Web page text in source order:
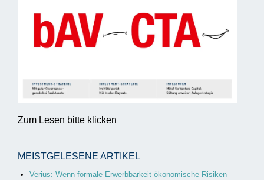
Zum Lesen bitte klicken
MEISTGELESENE ARTIKEL
Verius: Wenn formale Erwerbbarkeit ökonomische Risiken